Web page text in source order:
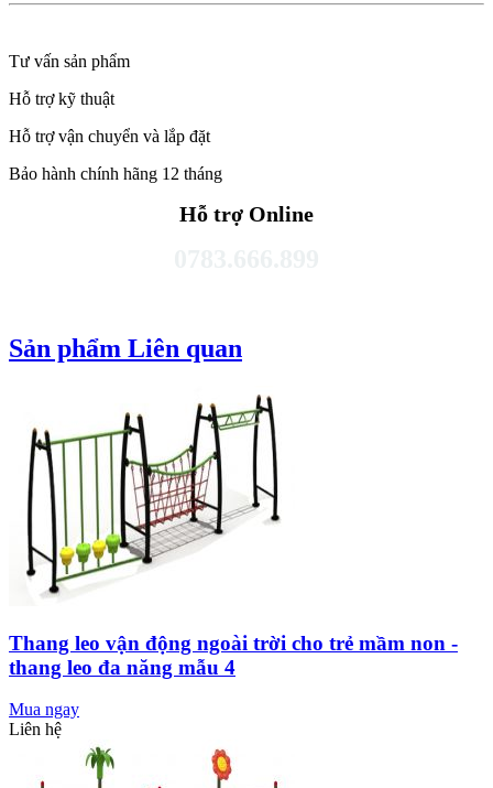
Tư vấn sản phẩm
Hỗ trợ kỹ thuật
Hỗ trợ vận chuyển và lắp đặt
Bảo hành chính hãng 12 tháng
Hỗ trợ Online
Sản phẩm Liên quan
Thang leo vận động ngoài trời cho trẻ mầm non -
thang leo đa năng mẫu 4
Mua ngay
Liên hệ